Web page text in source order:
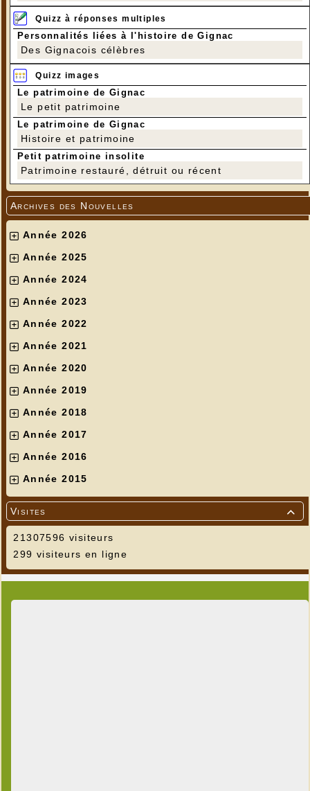
Quizz à réponses multiples
Personnalités liées à l'histoire de Gignac
Des Gignacois célèbres
Quizz images
Le patrimoine de Gignac
Le petit patrimoine
Le patrimoine de Gignac
Histoire et patrimoine
Petit patrimoine insolite
Patrimoine restauré, détruit ou récent
Archives des Nouvelles
Année 2026
Année 2025
Année 2024
Année 2023
Année 2022
Année 2021
Année 2020
Année 2019
Année 2018
Année 2017
Année 2016
Année 2015

Visites
21307596 visiteurs
299 visiteurs en ligne